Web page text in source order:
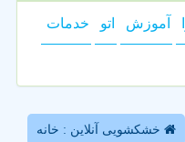
آموزش اتو خدمات
خشکشویی آنلاین : خانه